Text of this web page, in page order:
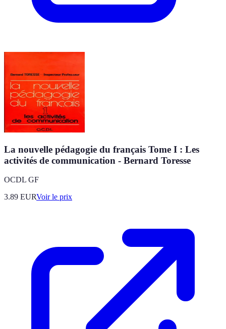
La nouvelle pédagogie du français Tome I : Les
activités de communication - Bernard Toresse
OCDL GF
3.89 EURVoir le prix